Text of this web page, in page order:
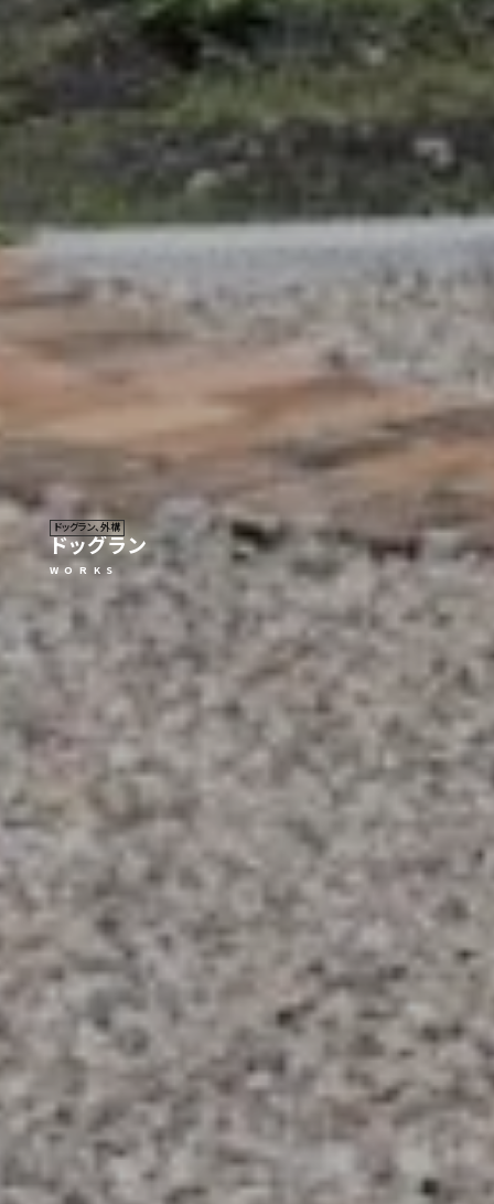
ドッグラン、外構
ドッグラン
W O R K S